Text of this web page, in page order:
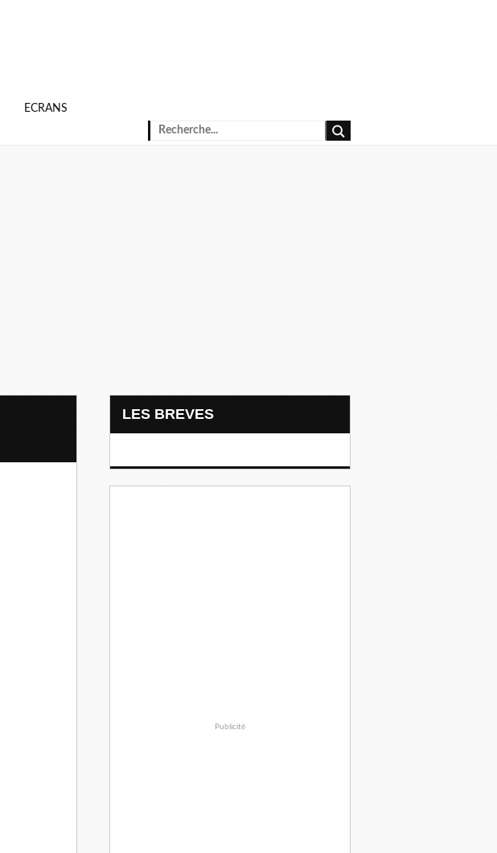
ECRANS
LES BREVES
Publicité